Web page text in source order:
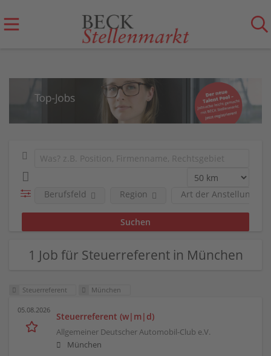
Berufsfeld Region Art der Anstellung
1 Job für Steuerreferent in München
Steuerreferent München
05.08.2026
Steuerreferent (w|m|d)
Allgemeiner Deutscher Automobil-Club e.V.
München